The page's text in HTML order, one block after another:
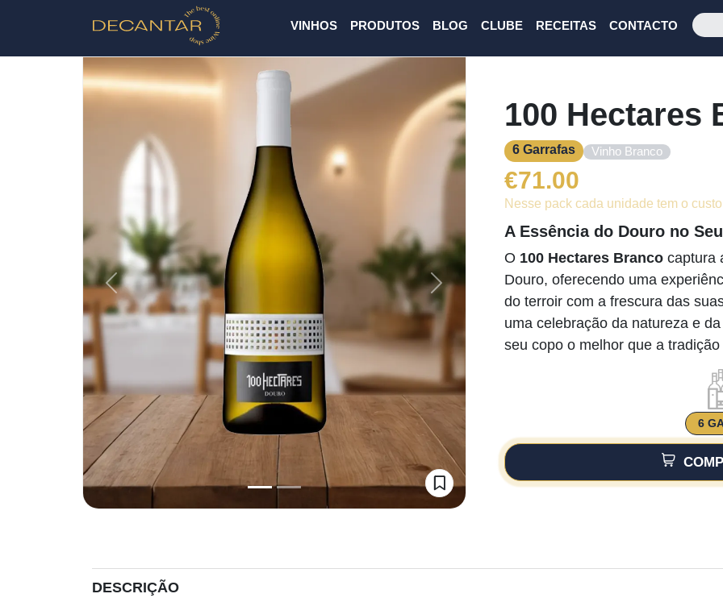
VINHOS PRODUTOS BLOG CLUBE RECEITAS CONTACTO
Previous Next
100 Hectares
6 Garrafas Vinho Branco
€71.00
Nesse pack cada unidade tem o
A Essência do Douro no
O 100 Hectares Branco captura
Douro, oferecendo uma
do terroir com a frescura das
uma celebração da natureza e
seu copo o melhor que a
6
DESCRIÇÃO